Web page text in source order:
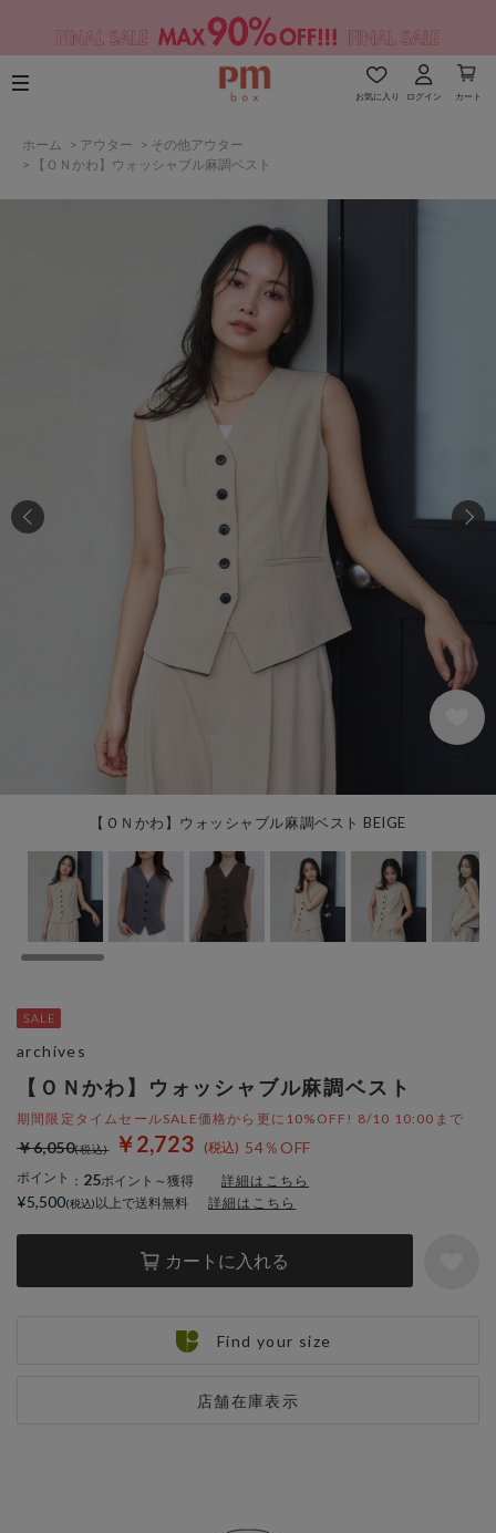
お気に入り ログイン カート
ホーム > アウター > その他アウター
>
【ＯＮかわ】ウォッシャブル麻調ベスト
【ＯＮかわ】ウォッシャブル麻調ベスト BEIGE
【ＯＮかわ】ウォッシャブル麻調ベスト
期間限定タイムセールSALE価格から更に10%OFF! 8/10 10:00まで
￥2,723 54％OFF
￥6,050
ポイント ： 25ポイント～獲得 詳細はこちら
カートに入れる
店舗在庫表示
archives
¥5,500 以上で送料無料 詳細はこちら
Find your size